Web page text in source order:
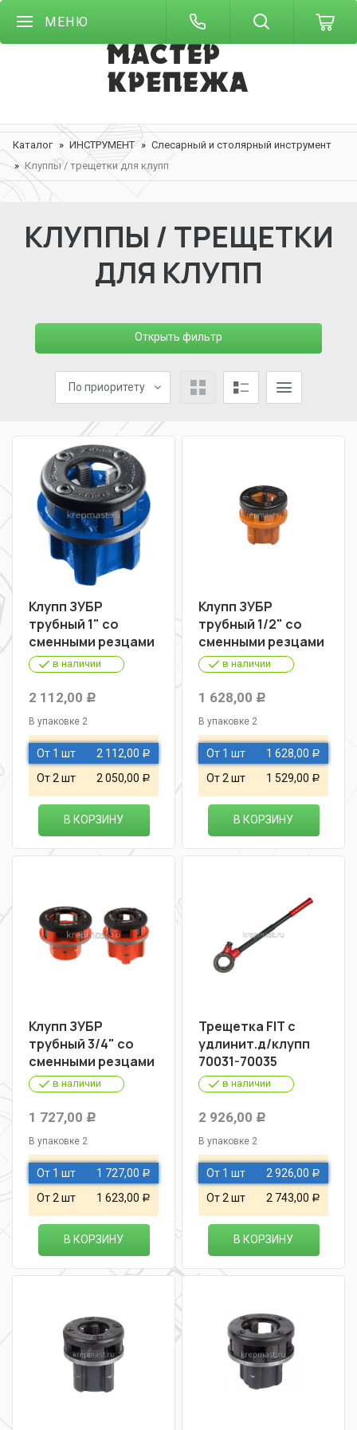
МЕНЮ
Каталог ИНСТРУМЕНТ
Слесарный и столярный инструмент
Клуппы / трещетки для клупп
КЛУППЫ / ТРЕЩЕТКИ
ДЛЯ КЛУПП
Открыть фильтр
По приоритету
Клупп ЗУБР
трубный 1" со
сменными резцами
в наличии
2 112,00 Р
В упаковке 2
От 1 шт 2 112,00 Р
От 2 шт 2 050,00 Р
В КОРЗИНУ
Клупп ЗУБР
трубный 1/2" со
сменными резцами
в наличии
1 628,00 Р
В упаковке 2
От 1 шт 1 628,00 Р
От 2 шт 1 529,00 Р
В КОРЗИНУ
Клупп ЗУБР
трубный 3/4" со
сменными резцами
в наличии
1 727,00 Р
В упаковке 2
От 1 шт 1 727,00 Р
От 2 шт 1 623,00 Р
В КОРЗИНУ
Трещетка FIT с
удлинит.д/клупп
70031-70035
в наличии
2 926,00 Р
В упаковке 2
От 1 шт 2 926,00 Р
От 2 шт 2 743,00 Р
В КОРЗИНУ